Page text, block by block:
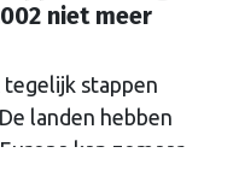
niet meer
stappen
landen hebben
kan zomaar